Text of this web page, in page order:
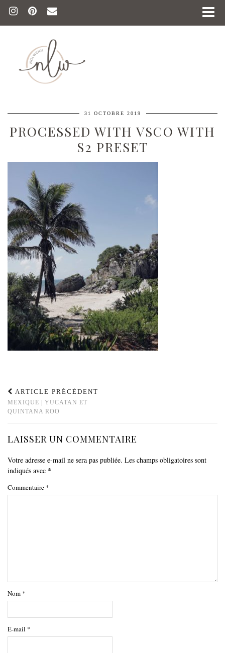
31 OCTOBRE 2019
PROCESSED WITH VSCO WITH
S2 PRESET
ARTICLE PRÉCÉDENT
MEXIQUE | YUCATAN ET
QUINTANA ROO
LAISSER UN COMMENTAIRE
Votre adresse e-mail ne sera pas publiée. Les champs obligatoires sont
indiqués avec *
Commentaire *
Nom *
E-mail *